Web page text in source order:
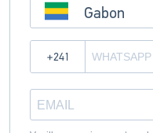
Gabon